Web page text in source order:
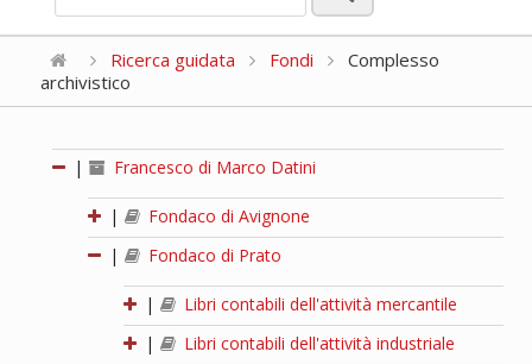
Ricerca guidata Fondi
Complesso
archivistico
| Francesco di Marco Datini
|
Fondaco di Avignone
|
Fondaco di Prato
|
Libri contabili dell'attività mercantile
|
Libri contabili dell'attività industriale